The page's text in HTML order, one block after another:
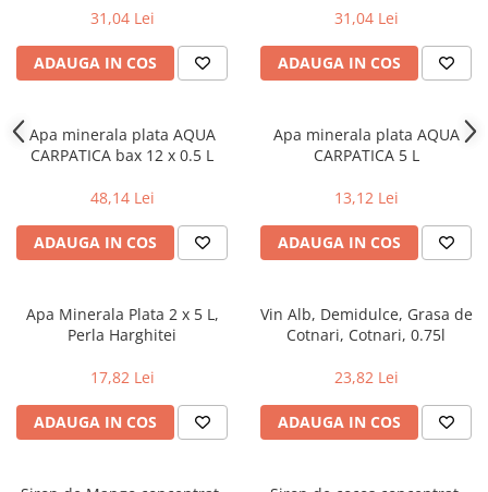
Organizare si depozitare
Cutii depozitare
Umerase pentru haine si suporturi
incaltaminte
Cosuri de gunoi
Carucioare pentru cumparaturi
incarcatoare
Consumabile sanitare
Uniforme medicale de unica
folosinta
31,04 Lei
ADAUGA IN COS
31,04 Lei
ADAUGA IN COS
Apa minerala plata AQUA
CARPATICA bax 12 x 0.5 L
48,14 Lei
ADAUGA IN COS
Apa minerala plata AQUA
CARPATICA 5 L
13,12 Lei
ADAUGA IN COS
Apa Minerala Plata 2 x 5 L,
Perla Harghitei
17,82 Lei
ADAUGA IN COS
Vin Alb, Demidulce, Grasa de
Cotnari, Cotnari, 0.75l
23,82 Lei
ADAUGA IN COS